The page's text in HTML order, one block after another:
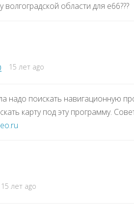
волгоградской области для е66???
15 лет ago
надо поискать навигационную
карту под эту программу.
15 лет ago